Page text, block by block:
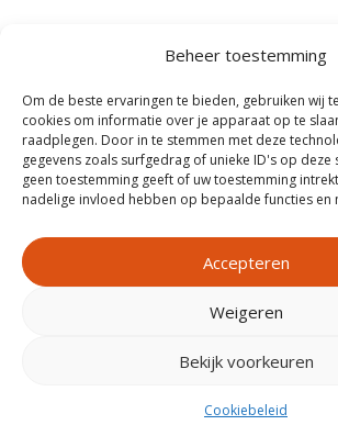
Beheer toestemming
Om de beste ervaringen te bieden, gebruiken wij
cookies om informatie over je apparaat op te
raadplegen. Door in te stemmen met deze
gegevens zoals surfgedrag of unieke ID's op deze
geen toestemming geeft of uw toestemming
nadelige invloed hebben op bepaalde functies en
Accepteren
Weigeren
Bekijk voorkeuren
Cookiebeleid